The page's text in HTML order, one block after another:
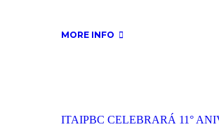
MORE INFO
ITAIPBC CELEBRARÁ 11°